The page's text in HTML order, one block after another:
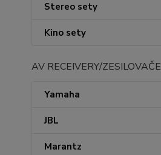
Stereo sety
Kino sety
AV RECEIVERY/ZESILOVAČE
Yamaha
JBL
Marantz